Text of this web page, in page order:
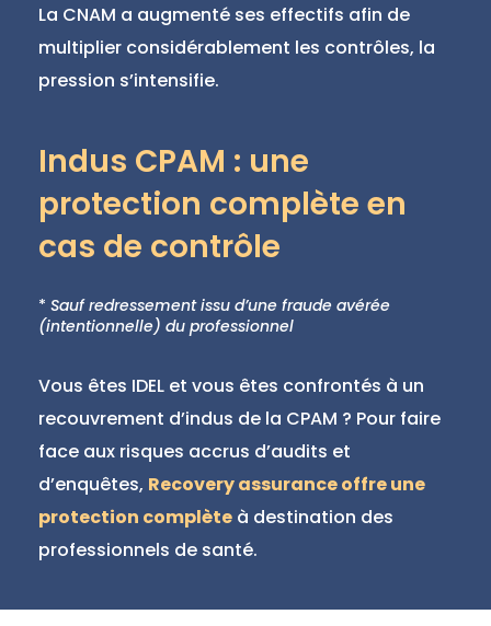
La CNAM a augmenté ses effectifs afin de
multiplier considérablement les contrôles, la
pression s’intensifie.
Indus CPAM : une
protection complète en
cas de contrôle
* Sauf redressement issu d’une fraude avérée
(intentionnelle) du professionnel
Vous êtes IDEL et vous êtes confrontés à un
recouvrement d’indus de la CPAM ? Pour faire
face aux risques accrus d’audits et
d’enquêtes, Recovery assurance offre une
protection complète à destination des
professionnels de santé.